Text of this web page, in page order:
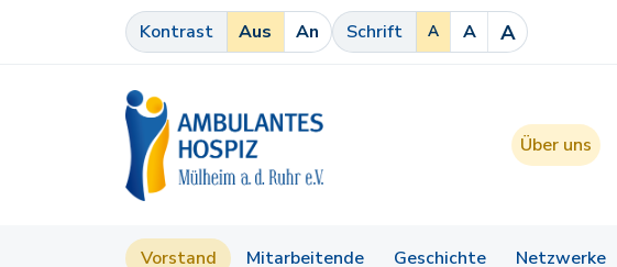
Zum Inhalt springenKontrast Aus An Schrift A A A
Ambulantes Hospiz
MÜLHEIM A. D. RUHR E.V.
Über uns
Vorstand Mitarbeitende Geschichte Netzwerke